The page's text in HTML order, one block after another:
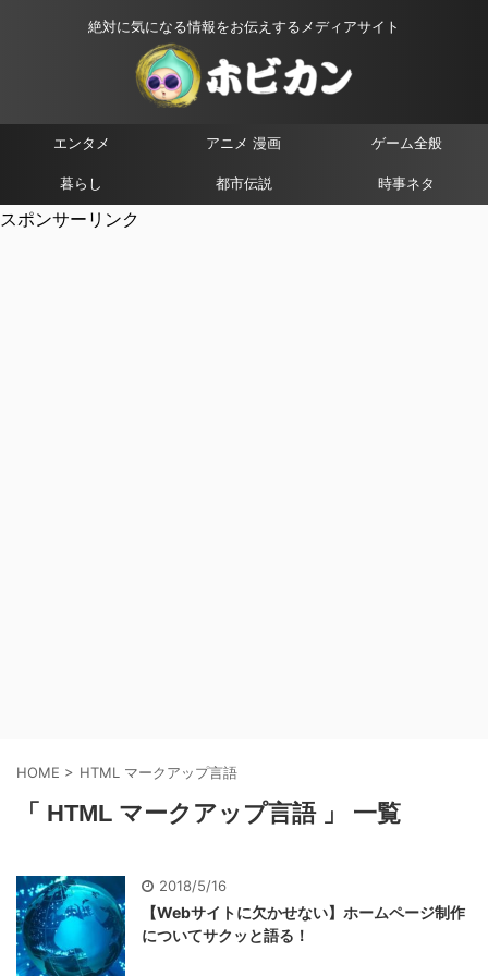
絶対に気になる情報をお伝えするメディアサイト
エンタメ アニメ 漫画 ゲーム全般
暮らし 都市伝説 時事ネタ
スポンサーリンク
HOME > HTML マークアップ言語
「 HTML マークアップ言語 」 一覧
2018/5/16
【Webサイトに欠かせない】ホームページ制作
についてサクッと語る！